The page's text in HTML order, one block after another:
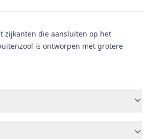
zijkanten die aansluiten op het
is ontworpen met grotere